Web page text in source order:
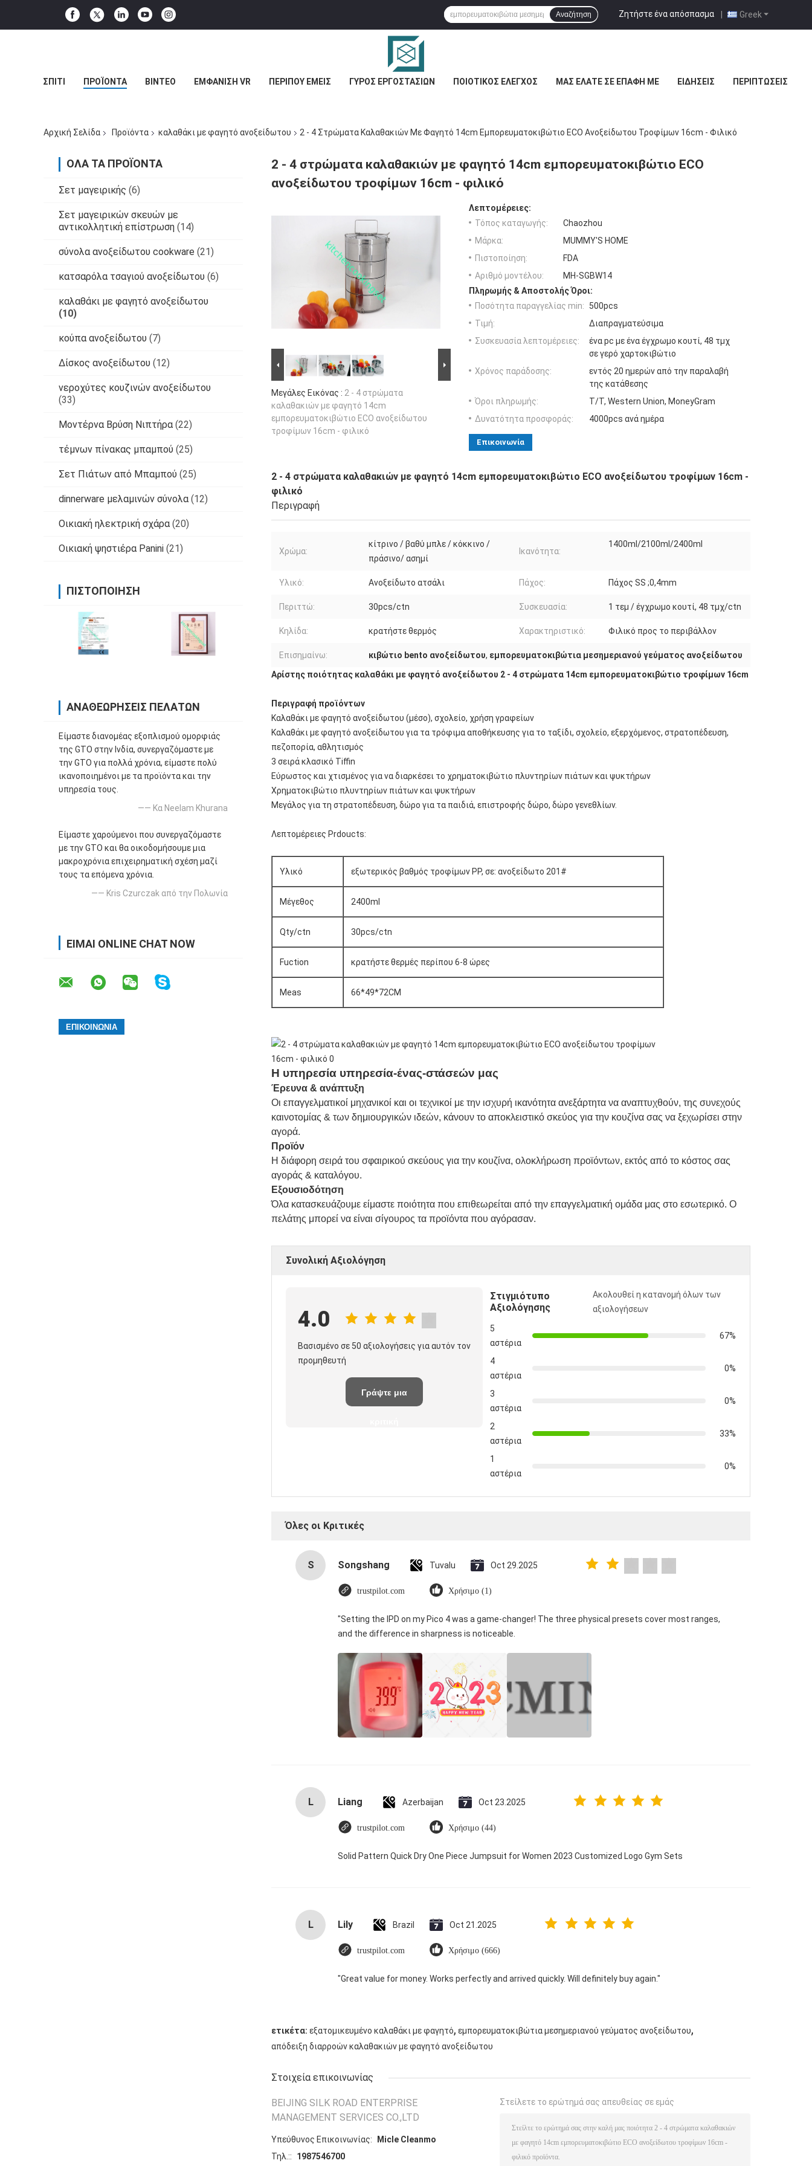
Greek
Ζητήστε ένα απόσπασμα |
Αναζήτηση
ΣΠΊΤΙ ΠΡΟΪΌΝΤΑ ΒΊΝΤΕΟ ΕΜΦΆΝΙΣΗ VR ΠΕΡΊΠΟΥ ΕΜΕΊΣ ΓΎΡΟΣ ΕΡΓΟΣΤΑΣΊΩΝ ΠΟΙΟΤΙΚΌΣ ΈΛΕΓΧΟΣ ΜΑΣ ΕΛΆΤΕ ΣΕ ΕΠΑΦΉ ΜΕ ΕΙΔΉΣΕΙΣ ΠΕΡΙΠΤΏΣΕΙΣ
Αρχική Σελίδα Προϊόντα καλαθάκι με φαγητό ανοξείδωτου 2 - 4 Στρώματα Καλαθακιών Με Φαγητό 14cm Εμπορευματοκιβώτιο ECO Ανοξείδωτου Τροφίμων 16cm - Φιλικό
ΌΛΑ ΤΑ ΠΡΟΪΌΝΤΑ
Σετ μαγειρικής (6)
Σετ μαγειρικών σκευών με
αντικολλητική επίστρωση (14)
σύνολα ανοξείδωτου cookware (21)
κατσαρόλα τσαγιού ανοξείδωτου (6)
καλαθάκι με φαγητό ανοξείδωτου
(10)
κούπα ανοξείδωτου (7)
Δίσκος ανοξείδωτου (12)
νεροχύτες κουζινών ανοξείδωτου
(33)
Μοντέρνα Βρύση Νιπτήρα (22)
τέμνων πίνακας μπαμπού (25)
Σετ Πιάτων από Μπαμπού (25)
dinnerware μελαμινών σύνολα (12)
Οικιακή ηλεκτρική σχάρα (20)
Οικιακή ψηστιέρα Panini (21)
ΠΙΣΤΟΠΟΊΗΣΗ
ΑΝΑΘΕΩΡΉΣΕΙΣ ΠΕΛΑΤΏΝ
Είμαστε διανομέας εξοπλισμού ομορφιάς
της GTO στην Ινδία, συνεργαζόμαστε με
την GTO για πολλά χρόνια, είμαστε πολύ
ικανοποιημένοι με τα προϊόντα και την
υπηρεσία τους.
—— Κα Neelam Khurana
Είμαστε χαρούμενοι που συνεργαζόμαστε
με την GTO και θα οικοδομήσουμε μια
μακροχρόνια επιχειρηματική σχέση μαζί
τους τα επόμενα χρόνια.
—— Kris Czurczak από την Πολωνία
ΕΊΜΑΙ ONLINE CHAT NOW
2 - 4 στρώματα καλαθακιών με φαγητό 14cm εμπορευματοκιβώτιο ECO
ανοξείδωτου τροφίμων 16cm - φιλικό
Μεγάλες Εικόνας : 2 - 4 στρώματα
καλαθακιών με φαγητό 14cm
εμπορευματοκιβώτιο ECO ανοξείδωτου
τροφίμων 16cm - φιλικό
Λεπτομέρειες:
Τόπος καταγωγής:
Chaozhou
Μάρκα:
MUMMY'S HOME
Πιστοποίηση:
FDA
Αριθμό μοντέλου:
MH-SGBW14
Πληρωμής & Αποστολής Όροι:
Ποσότητα παραγγελίας min:
500pcs
Τιμή:
Διαπραγματεύσιμα
Συσκευασία λεπτομέρειες:
ένα pc με ένα έγχρωμο κουτί, 48 τμχ
σε γερό χαρτοκιβώτιο
Χρόνος παράδοσης:
εντός 20 ημερών από την παραλαβή
της κατάθεσης
Όροι πληρωμής:
T/T, Western Union, MoneyGram
Δυνατότητα προσφοράς:
4000pcs ανά ημέρα
Επικοινωνία
2 - 4 στρώματα καλαθακιών με φαγητό 14cm εμπορευματοκιβώτιο ECO ανοξείδωτου τροφίμων 16cm -
φιλικό
Περιγραφή
Χρώμα:
κίτρινο / βαθύ μπλε / κόκκινο /
πράσινο/ ασημί
Ικανότητα:
1400ml/2100ml/2400ml
Υλικό: Ανοξείδωτο ατσάλι Πάχος: Πάχος SS ;0,4mm
Περιττώ: 30pcs/ctn Συσκευασία: 1 τεμ / έγχρωμο κουτί, 48 τμχ/ctn
Κηλίδα: κρατήστε θερμός Χαρακτηριστικό: Φιλικό προς το περιβάλλον
Επισημαίνω: κιβώτιο bento ανοξείδωτου, εμπορευματοκιβώτια μεσημεριανού γεύματος ανοξείδωτου
Αρίστης ποιότητας καλαθάκι με φαγητό ανοξείδωτου 2 - 4 στρώματα 14cm εμπορευματοκιβώτιο τροφίμων 16cm
Περιγραφή προϊόντων
Καλαθάκι με φαγητό ανοξείδωτου (μέσο), σχολείο, χρήση γραφείων
Καλαθάκι με φαγητό ανοξείδωτου για τα τρόφιμα αποθήκευσης για το ταξίδι, σχολείο, εξερχόμενος, στρατοπέδευση,
πεζοπορία, αθλητισμός
3 σειρά κλασικό Tiffin
Εύρωστος και χτισμένος για να διαρκέσει το χρηματοκιβώτιο πλυντηρίων πιάτων και ψυκτήρων
Χρηματοκιβώτιο πλυντηρίων πιάτων και ψυκτήρων
Μεγάλος για τη στρατοπέδευση, δώρο για τα παιδιά, επιστροφής δώρο, δώρο γενεθλίων.
Λεπτομέρειες Prdoucts:
Υλικό εξωτερικός βαθμός τροφίμων PP, σε: ανοξείδωτο 201#
Μέγεθος 2400ml
Qty/ctn 30pcs/ctn
Fuction κρατήστε θερμές περίπου 6-8 ώρες
Meas 66*49*72CM
Η υπηρεσία υπηρεσία-ένας-στάσεών μας
Έρευνα & ανάπτυξη
Οι επαγγελματικοί μηχανικοί και οι τεχνικοί με την ισχυρή ικανότητα ανεξάρτητα να αναπτυχθούν, της συνεχούς
καινοτομίας & των δημιουργικών ιδεών, κάνουν το αποκλειστικό σκεύος για την κουζίνα σας να ξεχωρίσει στην
αγορά.
Προϊόν
Η διάφορη σειρά του σφαιρικού σκεύους για την κουζίνα, ολοκλήρωση προϊόντων, εκτός από το κόστος σας
αγοράς & καταλόγου.
Εξουσιοδότηση
Όλα κατασκευάζουμε είμαστε ποιότητα που επιθεωρείται από την επαγγελματική ομάδα μας στο εσωτερικό. Ο
πελάτης μπορεί να είναι σίγουρος τα προϊόντα που αγόρασαν.
Συνολική Αξιολόγηση
4.0
Βασισμένο σε 50 αξιολογήσεις για αυτόν τον
προμηθευτή
Γράψτε μια
Στιγμιότυπο
Αξιολόγησης
Ακολουθεί η κατανομή όλων των
αξιολογήσεων
5
αστέρια
67%
4
αστέρια
0%
3
αστέρια
0%
2
αστέρια
33%
1
αστέρια
0%
Όλες οι Κριτικές
S Songshang Tuvalu Oct 29.2025
trustpilot.com Χρήσιμο (1)
"Setting the IPD on my Pico 4 was a game-changer! The three physical presets cover most ranges,
and the difference in sharpness is noticeable.
L Liang Azerbaijan Oct 23.2025
trustpilot.com Χρήσιμο (44)
Solid Pattern Quick Dry One Piece Jumpsuit for Women 2023 Customized Logo Gym Sets
L Lily Brazil Oct 21.2025
trustpilot.com Χρήσιμο (666)
"Great value for money. Works perfectly and arrived quickly. Will definitely buy again."
ετικέτα: εξατομικευμένο καλαθάκι με φαγητό, εμπορευματοκιβώτια μεσημεριανού γεύματος ανοξείδωτου,
απόδειξη διαρροών καλαθακιών με φαγητό ανοξείδωτου
Στοιχεία επικοινωνίας
BEIJING SILK ROAD ENTERPRISE
MANAGEMENT SERVICES CO.,LTD
Υπεύθυνος Επικοινωνίας:
Micle Cleanmo
Τηλ.::
1987546700
Στείλετε το ερώτημά σας απευθείας σε εμάς